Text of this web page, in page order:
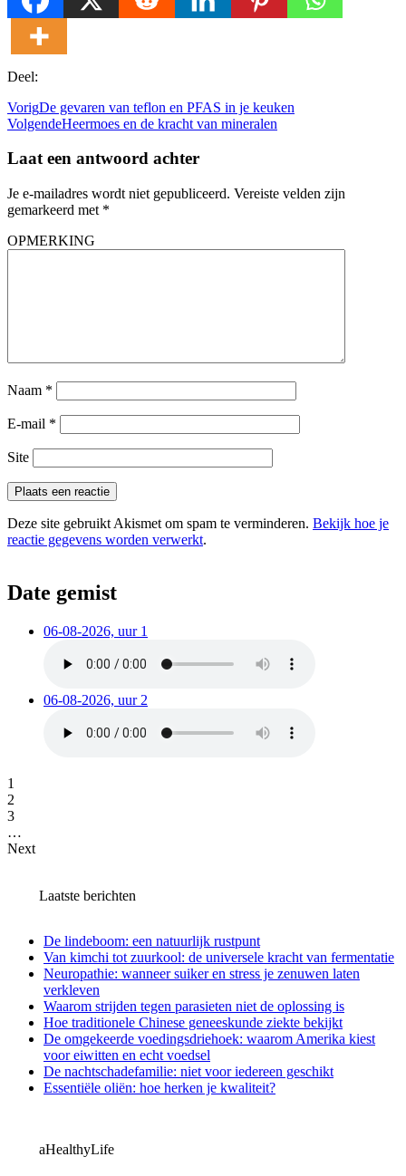
Deel:
VorigDe gevaren van teflon en PFAS in je keuken
VolgendeHeermoes en de kracht van mineralen
Laat een antwoord achter
Je e-mailadres wordt niet gepubliceerd. Vereiste velden zijn
gemarkeerd met *
OPMERKING
Naam *
E-mail *
Site
Deze site gebruikt Akismet om spam te verminderen. Bekijk hoe je
reactie gegevens worden verwerkt.
Date gemist
06-08-2026, uur 1
06-08-2026, uur 2
1
2
3
…
Next
Laatste berichten
De lindeboom: een natuurlijk rustpunt
Van kimchi tot zuurkool: de universele kracht van fermentatie
Neuropathie: wanneer suiker en stress je zenuwen laten
verkleven
Waarom strijden tegen parasieten niet de oplossing is
Hoe traditionele Chinese geneeskunde ziekte bekijkt
De omgekeerde voedingsdriehoek: waarom Amerika kiest
voor eiwitten en echt voedsel
De nachtschadefamilie: niet voor iedereen geschikt
Essentiële oliën: hoe herken je kwaliteit?
aHealthyLife